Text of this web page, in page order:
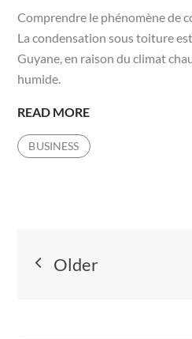
Comprendre le phénomène de
La condensation sous toiture
Guyane, en raison du climat
humide.
READ MOREPOURQUOI
COUVREUR
UNE
BUSINESS
Navigation
Older